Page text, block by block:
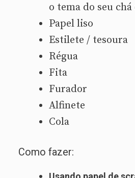
o tema do seu chá
Papel liso
Estilete / tesoura
Régua
Fita
Furador
Alfinete
Cola
Como fazer: